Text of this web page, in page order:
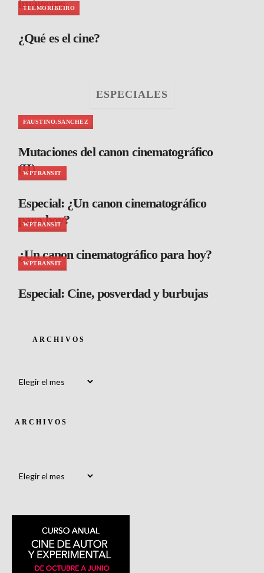
imágenes
TELMORIBEIRO
¿Qué es el cine?
ESPECIALES
FAUSTINO.SANCHEZ
Mutaciones del canon cinematográfico
(II)
WPTRANSIT
Especial: ¿Un canon cinematográfico
para hoy?
WPTRANSIT
¿Un canon cinematográfico para hoy?
WPTRANSIT
Especial: Cine, posverdad y burbujas
ARCHIVOS
ARCHIVOS